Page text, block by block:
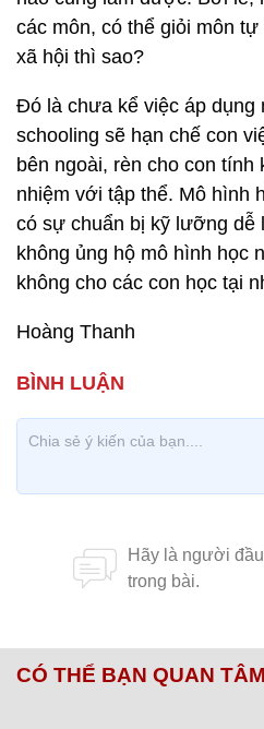
các môn, có thể giỏi môn
xã hội thì sao?
Đó là chưa kể việc áp dụng
schooling sẽ hạn chế con
bên ngoài, rèn cho con tính
nhiệm với tập thể. Mô hình
có sự chuẩn bị kỹ lưỡng dễ
không ủng hộ mô hình học
không cho các con học tại
Hoàng Thanh
CÓ THỂ BẠN QUAN TÂM